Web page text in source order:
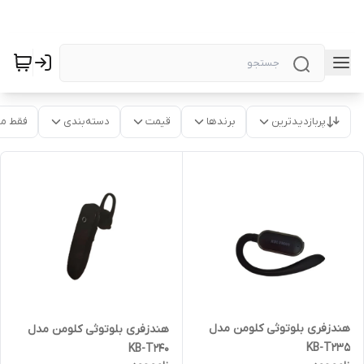
پربازدیدترین برندها قیمت دسته‌بندی فقط
هندزفری بلوتوثی کلومن مدل
KB-T235
هندزفری بلوتوثی کلومن مدل
KB-T240